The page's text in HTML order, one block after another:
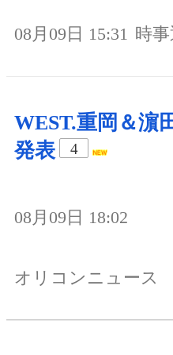
08月09日 15:31 時
WEST.重岡＆濵
発表
4
08月09日 18:02
オリコンニュース